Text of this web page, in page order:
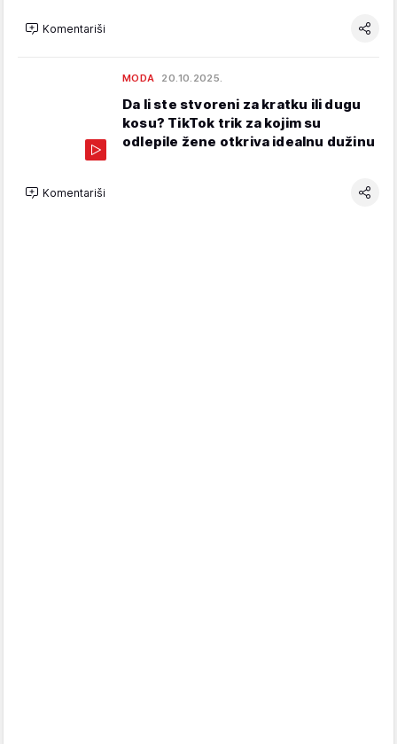
Komentariši
MODA 20.10.2025.
Da li ste stvoreni za kratku ili dugu
kosu? TikTok trik za kojim su
odlepile žene otkriva idealnu dužinu
Komentariši